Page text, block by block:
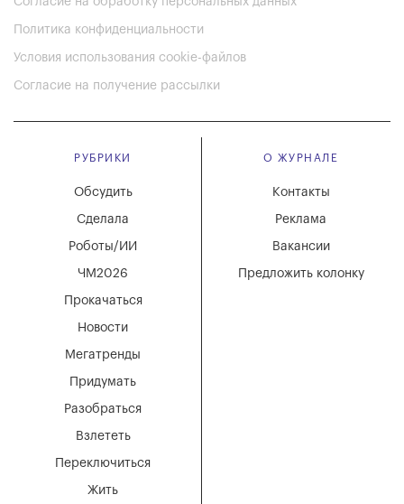
Политика конфиденциальности
Условия использования cookie-файлов
Согласие на получение рассылки
РУБРИКИ
Мегатренды
Придумать
Разобраться
Взлететь
Новости
Переключиться
Жить
Обсудить
Сделала
Роботы/ИИ
ЧМ2026
Прокачаться
О ЖУРНАЛЕ
Вакансии
Реклама
Контакты
Предложить колонку